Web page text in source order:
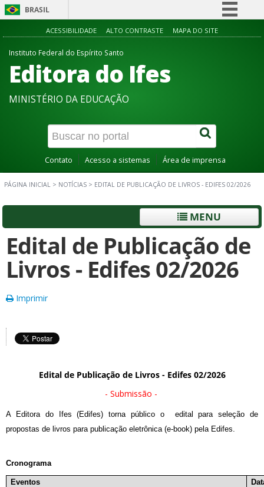
BRASIL
Simplifique!
Acesso à informação
Canais
ACESSIBILIDADE ALTO CONTRASTE MAPA DO SITE
Instituto Federal do Espírito Santo
Editora do Ifes
MINISTÉRIO DA EDUCAÇÃO
Contato Acesso a sistemas Área de imprensa
PÁGINA INICIAL > NOTÍCIAS > EDITAL DE PUBLICAÇÃO DE LIVROS - EDIFES 02/2026
MENU
Edital de Publicação de
Livros - Edifes 02/2026
Imprimir
Edital de Publicação de Livros - Edifes 02/2026
- Submissão -
A Editora do Ifes (Edifes) torna público o edital para seleção de
propostas de livros para publicação eletrônica (e-book) pela Edifes.
Cronograma
Eventos